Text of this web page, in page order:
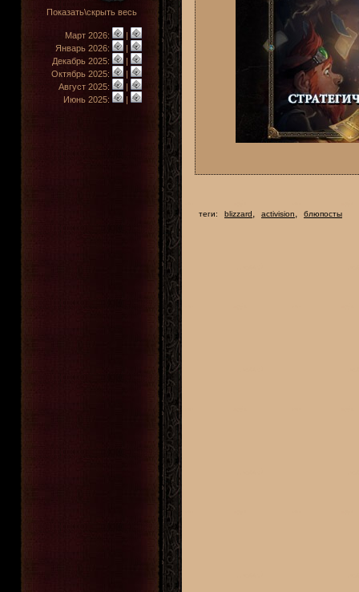
Показать\скрыть весь
Март 2026:
|
Январь 2026:
|
Декабрь 2025:
|
Октябрь 2025:
|
Август 2025:
|
Июнь 2025:
|
теги: blizzard, activision, блюпосты